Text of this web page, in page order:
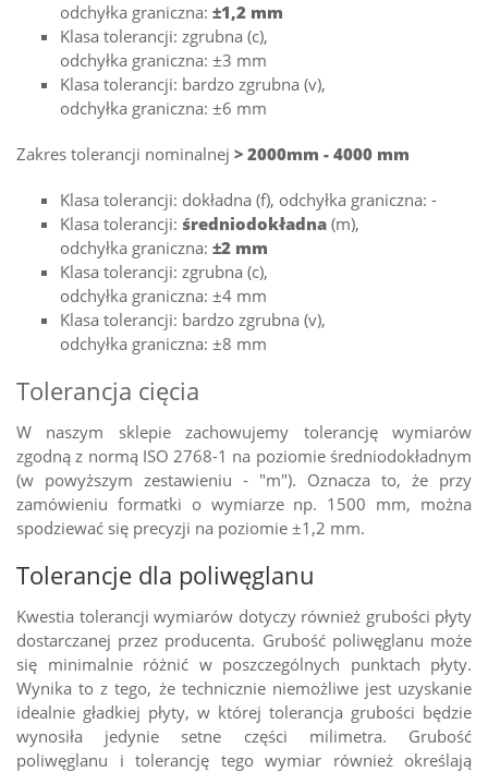
odchyłka graniczna: ±1,2 mm
Klasa tolerancji: zgrubna (c),
odchyłka graniczna: ±3 mm
Klasa tolerancji: bardzo zgrubna (v),
odchyłka graniczna: ±6 mm
Zakres tolerancji nominalnej > 2000mm - 4000 mm
Klasa tolerancji: dokładna (f), odchyłka graniczna: -
Klasa tolerancji: średniodokładna (m),
odchyłka graniczna: ±2 mm
Klasa tolerancji: zgrubna (c),
odchyłka graniczna: ±4 mm
Klasa tolerancji: bardzo zgrubna (v),
odchyłka graniczna: ±8 mm
Tolerancja cięcia
W naszym sklepie zachowujemy tolerancję wymiarów
zgodną z normą ISO 2768-1 na poziomie średniodokładnym
(w powyższym zestawieniu - "m"). Oznacza to, że przy
zamówieniu formatki o wymiarze np. 1500 mm, można
spodziewać się precyzji na poziomie ±1,2 mm.
Tolerancje dla poliwęglanu
Kwestia tolerancji wymiarów dotyczy również grubości płyty
dostarczanej przez producenta. Grubość poliwęglanu może
się minimalnie różnić w poszczególnych punktach płyty.
Wynika to z tego, że technicznie niemożliwe jest uzyskanie
idealnie gładkiej płyty, w której tolerancja grubości będzie
wynosiła jedynie setne części milimetra. Grubość
poliwęglanu i tolerancję tego wymiar również określają